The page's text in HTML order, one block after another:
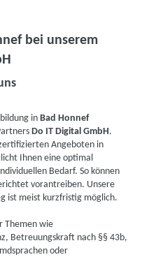
bei unserem
inBad Honnef
Do IT Digital GmbH.
Angeboten in
Ihnen eine optimal
Bedarf. So können
vorantreiben. Unsere
ist meist kurzfristig möglich.
Themen wie
Betreuungskraft nach §§ 43b,
oder